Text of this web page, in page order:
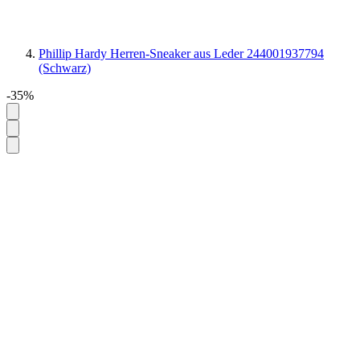
Phillip Hardy Herren-Sneaker aus Leder 244001937794
(Schwarz)
-35%